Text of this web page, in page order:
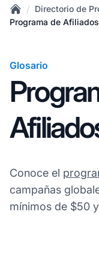
Home
/ Directorio de
Programa de
Glosario
Conoce el
campañas
mínimos de $50